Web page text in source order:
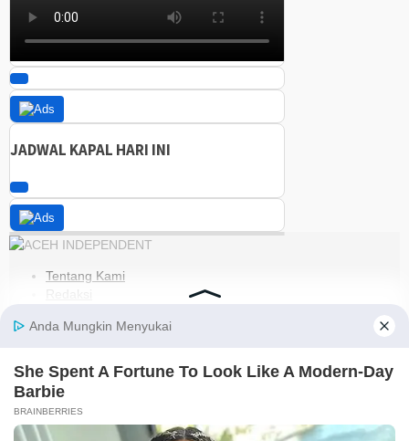
JADWAL KAPAL HARI INI
Tentang Kami
Redaksi
Pedoman Media Siber
Kebijakan Privasi
Jaringan Social